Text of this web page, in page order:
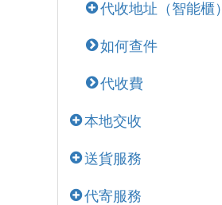
代收地址（智能櫃）
如何查件
代收費
本地交收
送貨服務
代寄服務